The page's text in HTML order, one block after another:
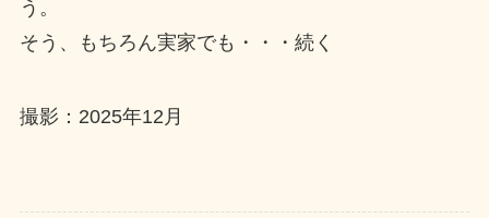
う。
そう、もちろん実家でも・・・続く
撮影：2025年12月